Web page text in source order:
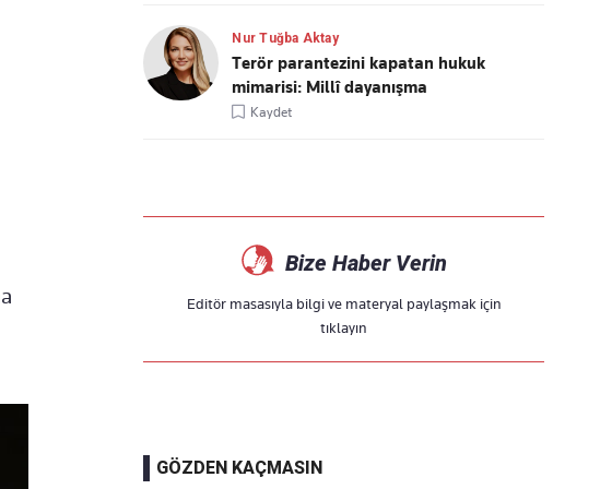
Nur Tuğba Aktay
Terör parantezini kapatan hukuk
mimarisi: Millî dayanışma
Kaydet
Bize Haber Verin
Editör masasıyla bilgi ve materyal paylaşmak için
tıklayın
GÖZDEN KAÇMASIN